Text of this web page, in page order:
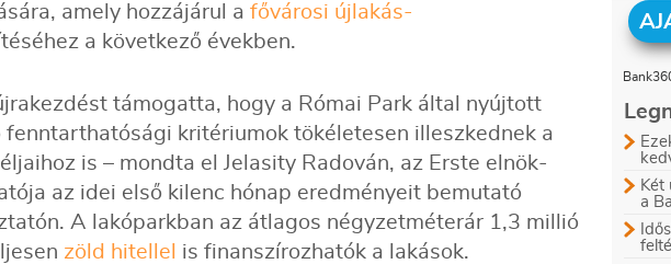
amely hozzájárul a fővárosi újlakás-
a következő években.
támogatta, hogy a Római Park által nyújtott
fenntarthatósági kritériumok tökéletesen illeszkednek a
is – mondta el Jelasity Radován, az Erste elnök-
az idei első kilenc hónap eredményeit bemutató
A lakóparkban az átlagos négyzetméterár 1,3 millió
zöld hitellel is finanszírozhatók a lakások.
Két
a